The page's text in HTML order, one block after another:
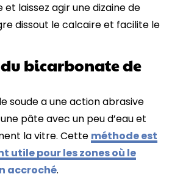
laissez agir une dizaine de
dissout le calcaire et facilite le
bicarbonate de
soude a une action abrasive
pâte avec un peu d’eau et
la vitre. Cette méthode est
utile pour les zones où le
accroché.